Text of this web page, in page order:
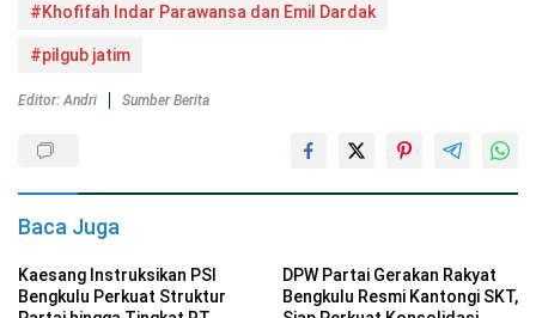
#Khofifah Indar Parawansa dan Emil Dardak
#pilgub jatim
Editor: Andri Sumber Berita
Baca Juga
Kaesang Instruksikan PSI
Bengkulu Perkuat Struktur
DPW Partai Gerakan Rakyat
Bengkulu Resmi Kantongi SKT,